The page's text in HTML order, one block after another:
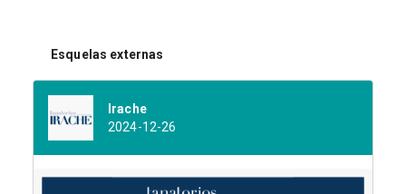
Esquelas externas
Irache
2024-12-26